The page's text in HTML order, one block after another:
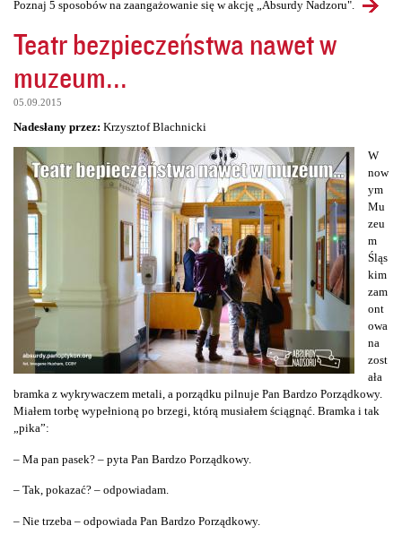
Poznaj 5 sposobów na zaangażowanie się w akcję „Absurdy Nadzoru".
Teatr bezpieczeństwa nawet w
muzeum...
05.09.2015
Nadesłany przez: Krzysztof Blachnicki
W
now
ym
Mu
zeu
m
Śląs
kim
zam
ont
owa
na
zost
ała
bramka z wykrywaczem metali, a porządku pilnuje Pan Bardzo Porządkowy.
Miałem torbę wypełnioną po brzegi, którą musiałem ściągnąć. Bramka i tak
„pika”:
– Ma pan pasek? – pyta Pan Bardzo Porządkowy.
– Tak, pokazać? – odpowiadam.
– Nie trzeba – odpowiada Pan Bardzo Porządkowy.